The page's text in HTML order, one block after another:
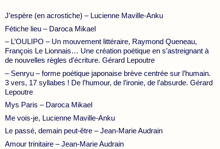
J’espère (en acrostiche) – Lucienne Maville-Anku
Fétiche lieu – Daroca Mikael
– L’OULIPO – Un mouvement littéraire, Raymond Queneau,
François Le Lionnais… Une création poétique en s’astreignant à
de nouvelles règles d’écriture. Gérard Lepoutre
– Senryu – forme poétique japonaise brève centrée sur l’humain.
3 vers, 17 syllabes ! De l’humour, de l’ironie, de l’absurde. Gérard
Lepoutre
Mys Paris – Daroca Mikael
Me vois-je, Lucienne Maville-Anku
Le passé, demain peut-être – Jean-Marie Audrain
Amour trinitaire – Jean-Marie Audrain